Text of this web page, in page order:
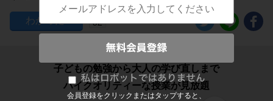
会員登録をクリックまたはタップすると、
32
子どもの勉強から大人の学び直しまで
ハイクオリティーな授業が見放題